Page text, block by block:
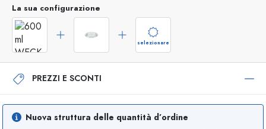
La sua configurazione
selezionare
PREZZI E SCONTI
Nuova struttura delle quantità d’ordine